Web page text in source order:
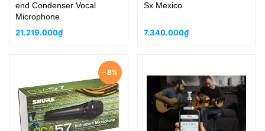
end Condenser Vocal
Microphone
21.219.000₫
Sx Mexico
7.340.000₫
- 8%